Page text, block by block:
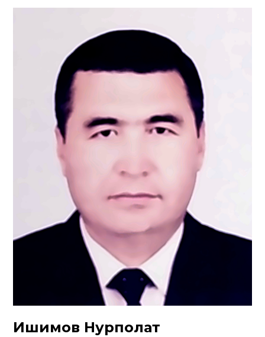
Ишимов Нурполат